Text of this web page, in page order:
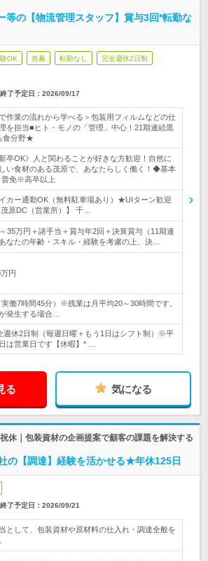
等の【物流管理スタッフ】賞与3回*転勤な
OK 急募 転勤なし 完全週休2日制
終了予定日： 2026/09/17
作業の流れから学べる＞包装用フィルムなどの仕
を担当■ヒト・モノの「管理」中心！21期連続黒
食分野★
卒OK》人と関わることが好きな方歓迎！自然に
い食材のある茂原で、あなたらしく働く！◆基本
普免※高卒以上
カー通勤OK（無料駐車場あり）★UIターン歓迎
原DC（営業所）】 千…
35万円＋諸手当＋賞与年2回＋決算賞与（11期連
なたの年齢・スキル・経験を考慮の上、決…
円
働7時間45分）※残業は月平均20～30時間です。
発生する場合…
週休2日制（毎週日曜＋もう1日はシフト制）※平
は営業日です【休暇】* …
る 気になる
休｜包装資材の企画提案で顧客の課題を解決する
の【調達】経験を活かせる★年休125日
終了予定日： 2026/09/21
として、包装資材や原材料の仕入れ・調達全般を